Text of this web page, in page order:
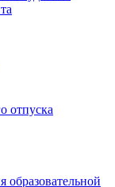
отпуска
образовательной